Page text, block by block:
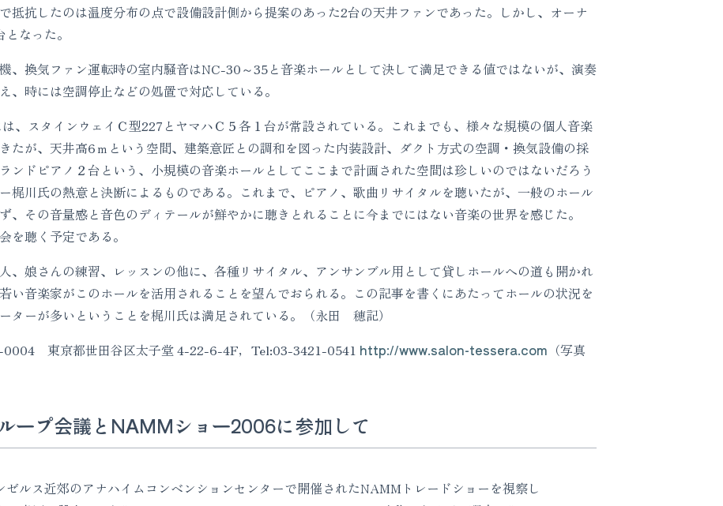
抵抗したのは温度分布の点で設備設計側から提案のあった2台の天井ファンであった。しかし、オーナ
なった。
、換気ファン運転時の室内騒音はNC-30～35と音楽ホールとして決して満足できる値ではないが、演奏
、時には空調停止などの処置で対応している。
、スタインウェイＣ型227とヤマハＣ５各１台が常設されている。これまでも、様々な規模の個人音楽
たが、天井高6ｍという空間、建築意匠との調和を図った内装設計、ダクト方式の空調・換気設備の採
ンドピアノ２台という、小規模の音楽ホールとしてここまで計画された空間は珍しいのではないだろう
梶川氏の熱意と決断によるものである。これまで、ピアノ、歌曲リサイタルを聴いたが、一般のホール
、その音量感と音色のディテールが鮮やかに聴きとれることに今までにはない音楽の世界を感じた。
を聴く予定である。
、娘さんの練習、レッスンの他に、各種リサイタル、アンサンブル用として貸しホールへの道も開かれ
い音楽家がこのホールを活用されることを望んでおられる。この記事を書くにあたってホールの状況を
ターが多いということを梶川氏は満足されている。（永田 穂記）
東京都世田谷区太子堂 4-22-6-4F，Tel:03-3421-0541 http://www.salon-tessera.com （写真
ープ会議とNAMMショー2006に参加して
ルス近郊のアナハイムコンベンションセンターで開催されたNAMMトレードショーを視察し